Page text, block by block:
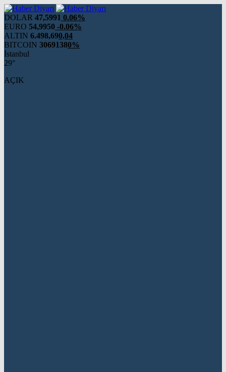
DOLAR 47,5991 0.06%
EURO 54,9950 -0.06%
ALTIN 6.498,690,04
BITCOIN 30691380%
İstanbul
29°
AÇIK